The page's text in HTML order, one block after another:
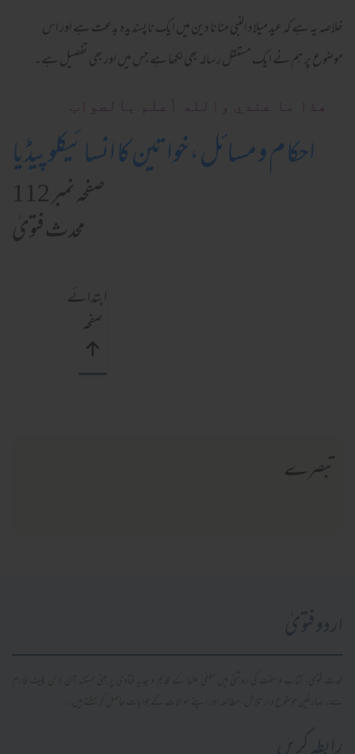
خلاصہ یہ ہے کہ عید میلاد النبی منانا دین میں ایک ناپسندیدہ بدعت ہے اور اس
موضوع پر ہم نے ایک مستقل رسالہ بھی لکھا ہے جس میں اور بھی تفصیل ہے۔
ھذا ما عندي والله أعلم بالصواب
احکام و مسائل، خواتین کا انسائیکلوپیڈیا
صفحہ نمبر 112
محدث فتویٰ
ابتدائے
صفحہ
تبصرے